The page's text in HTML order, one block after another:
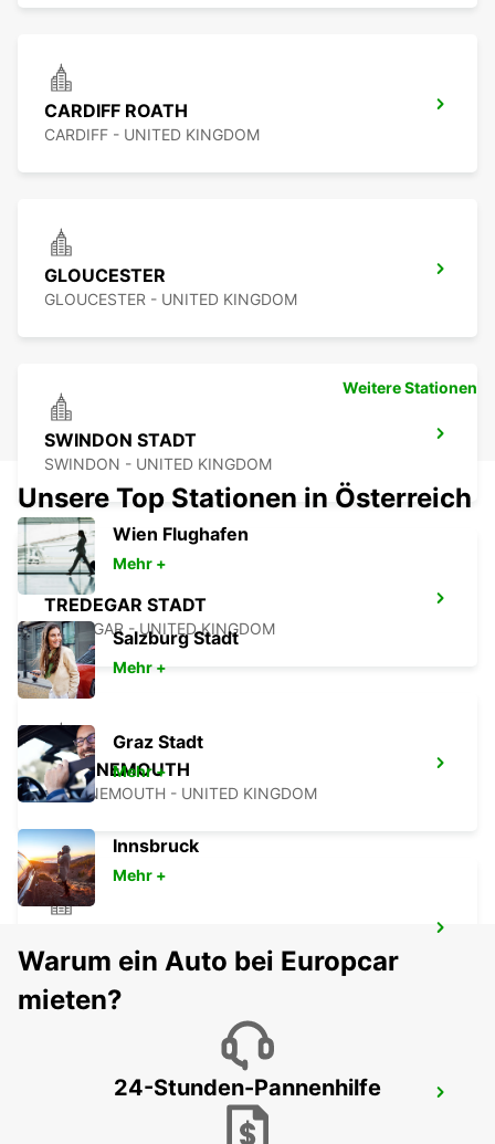
CARDIFF ROATH
CARDIFF - UNITED KINGDOM
GLOUCESTER
GLOUCESTER - UNITED KINGDOM
SWINDON STADT
SWINDON - UNITED KINGDOM
TREDEGAR STADT
TREDEGAR - UNITED KINGDOM
BOURNEMOUTH
BOURNEMOUTH - UNITED KINGDOM
SWANSEA - UNITED KINGDOM
OXFORD STADT
OXFORD - UNITED KINGDOM
Weitere Stationen
Unsere Top Stationen in Österreich
Wien Flughafen
Mehr +
Salzburg Stadt
Mehr +
Graz Stadt
Mehr +
Innsbruck
Mehr +
Warum ein Auto bei Europcar
mieten?
24-Stunden-Pannenhilfe